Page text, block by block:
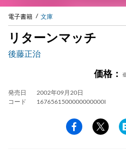
電子書籍 文庫
リターンマッチ
後藤正治
価格：
発売日
2002年09月20日
コード
1676561500000000000I